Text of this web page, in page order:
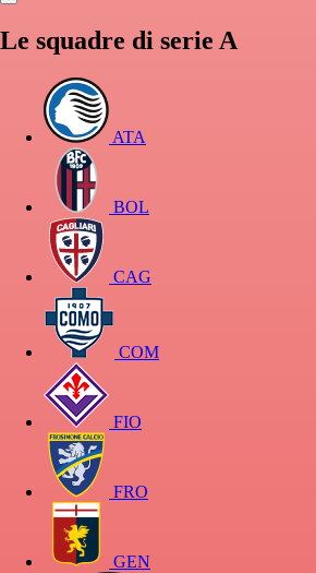
Le squadre di serie A
ATA
BOL
CAG
COM
FIO
FRO
GEN